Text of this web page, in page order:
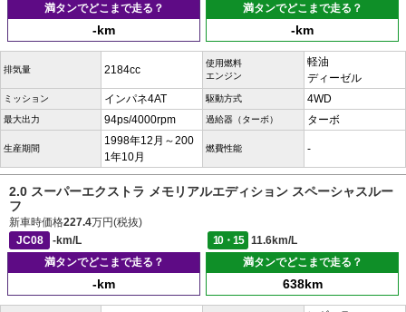
満タンでどこまで走る？
-km
満タンでどこまで走る？
-km
排気量 2184cc
使用燃料
エンジン
軽油
ディーゼル
ミッション インパネ4AT 駆動方式 4WD
最大出力 94ps/4000rpm 過給器（ターボ） ターボ
生産期間
1998年12月～200
1年10月
燃費性能 -
2.0 スーパーエクストラ メモリアルエディション スペーシャスルー
フ
新車時価格227.4万円(税抜)
JC08
-km/L 10・15
11.6km/L
満タンでどこまで走る？
-km
満タンでどこまで走る？
638km